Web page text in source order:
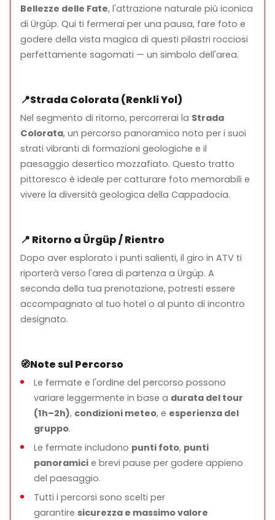
Note Importanti
meteorologiche e delle dimensioni del gruppo
Età minima: 12 anni (il conducente deve avere almeno
18 anni)
La sicurezza è una priorità – caschi e guida sono
forniti
Bellezze delle Fate, l'attrazione naturale più iconica
di Ürgüp. Qui ti fermerai per una pausa, fare foto e
godere della vista magica di questi pilastri rocciosi
perfettamente sagomati — un simbolo dell'area.
📍Strada Colorata (Renkli Yol)
Nel segmento di ritorno, percorrerai la Strada
Colorata, un percorso panoramico noto per i suoi
strati vibranti di formazioni geologiche e il
paesaggio desertico mozzafiato. Questo tratto
pittoresco è ideale per catturare foto memorabili e
vivere la diversità geologica della Cappadocia.
📍 Ritorno a Ürgüp / Rientro
Dopo aver esplorato i punti salienti, il giro in ATV ti
riporterà verso l'area di partenza a Ürgüp. A
seconda della tua prenotazione, potresti essere
accompagnato al tuo hotel o al punto di incontro
designato.
🧭Note sul Percorso
Le fermate e l'ordine del percorso possono
variare leggermente in base a durata del tour
(1h–2h), condizioni meteo, e esperienza del
gruppo.
Le fermate includono punti foto, punti
panoramici e brevi pause per godere appieno
del paesaggio.
Tutti i percorsi sono scelti per
garantire sicurezza e massimo valore